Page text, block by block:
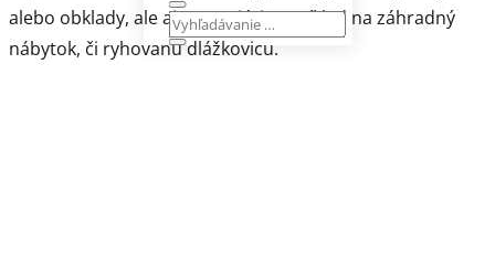
alebo obklady, ale ajv exteriéri napríklad na záhradný
nábytok, či ryhovanú dlážkovicu.